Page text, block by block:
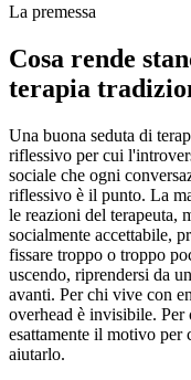
La premessa
Cosa rende
terapia
Una buona seduta di
riflessivo per cui
sociale che ogni
riflessivo è il punto. La
le reazioni del terapeuta,
socialmente accettabile,
fissare troppo o troppo
uscendo, riprendersi da
avanti. Per chi vive con
overhead è invisibile.
esattamente il motivo per
aiutarlo.